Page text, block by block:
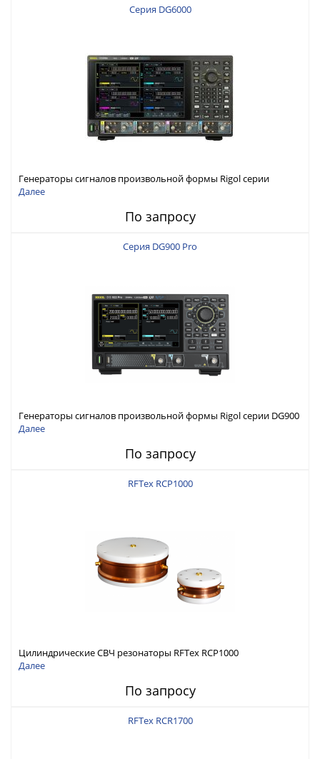
Серия DG6000
Генераторы сигналов произвольной формы Rigol серии
DG6000 до 500 МГц или до 1 ГГц
Далее
По запросу
Серия DG900 Pro
Генераторы сигналов произвольной формы Rigol серии DG900
Pro с максимальной частотой 200 МГц
Далее
По запросу
RFTex RCP1000
Цилиндрические СВЧ резонаторы RFTex RCP1000
Далее
По запросу
RFTex RCR1700